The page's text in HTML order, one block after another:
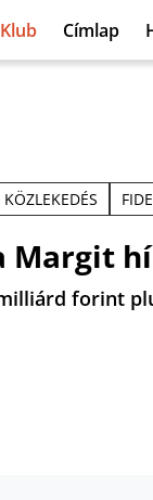
Címlap
KÖZLEKEDÉS
Margit
forint